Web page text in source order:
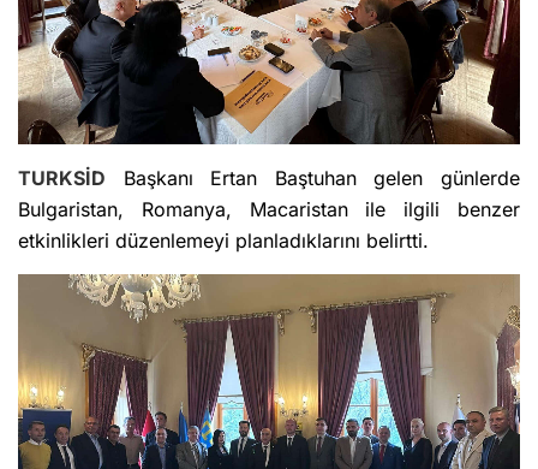
TURKSİD Başkanı Ertan Baştuhan gelen günlerde
Bulgaristan, Romanya, Macaristan ile ilgili benzer
etkinlikleri düzenlemeyi planladıklarını belirtti.